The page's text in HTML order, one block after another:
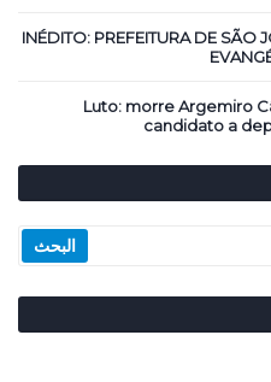
INÉDITO: PREFEITURA DE SÃO
Luto: morre Argemiro
candidato a